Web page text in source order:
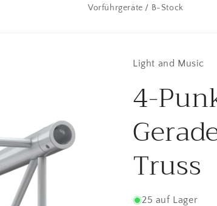
Vorführgeräte / B-Stock
Light and Music
4-
Truss
25 auf Lager